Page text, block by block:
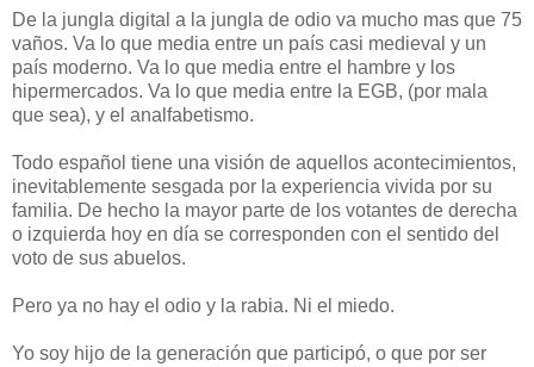
De la jungla digital a la jungla de odio va mucho mas que 75
vaños. Va lo que media entre un país casi medieval y un
país moderno. Va lo que media entre el hambre y los
hipermercados. Va lo que media entre la EGB, (por mala
que sea), y el analfabetismo.
Todo español tiene una visión de aquellos acontecimientos,
inevitablemente sesgada por la experiencia vivida por su
familia. De hecho la mayor parte de los votantes de derecha
o izquierda hoy en día se corresponden con el sentido del
voto de sus abuelos.
Pero ya no hay el odio y la rabia. Ni el miedo.
Yo soy hijo de la generación que participó, o que por ser